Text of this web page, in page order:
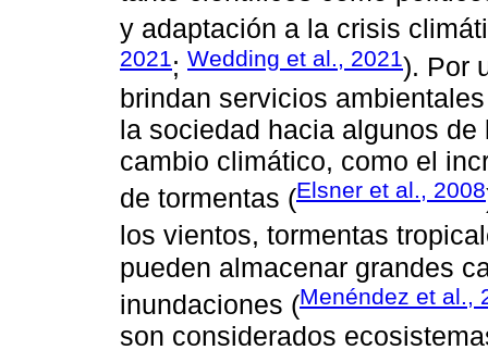
y adaptación a la crisis
2021; Wedding et al., 2021). Por
brindan servicios
la sociedad hacia algunos
cambio climático, como el
de tormentas (Elsner et al., 2008
los vientos, tormentas
pueden almacenar grandes
inundaciones (Menéndez et al.,
son considerados